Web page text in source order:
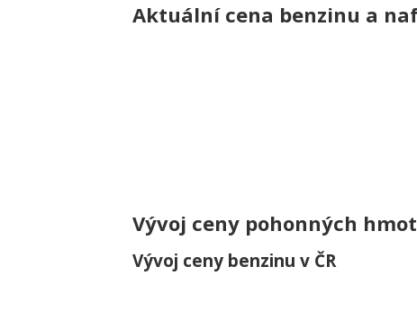
Aktuální cena benzinu a
Vývoj ceny pohonných
Vývoj ceny benzinu v ČR